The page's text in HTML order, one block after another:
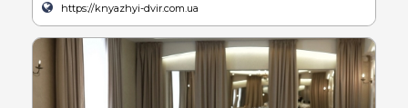
https://knyazhyi-dvir.com.ua